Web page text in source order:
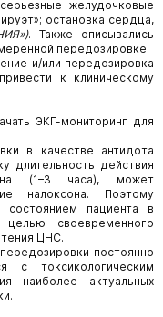
желудочковые
остановка сердца,
. Также описывались
передозировке.
и/или передозировка
к клиническому
ЭКГ-мониторинг для
в качестве антидота
длительность действия
(1–3 часа), может
налоксона. Поэтому
пациента в
своевременного
ЦНС.
постоянно
с токсикологическим
наиболее актуальных